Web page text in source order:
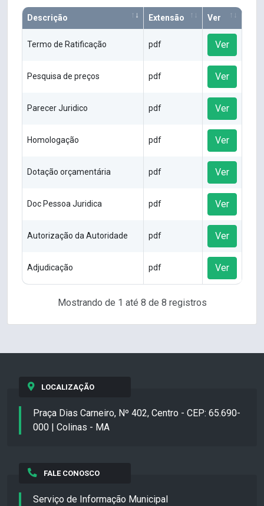
Descrição Extensão Ver
Termo de Ratificação pdf Ver
Pesquisa de preços pdf Ver
Parecer Juridico pdf Ver
Homologação pdf Ver
Dotação orçamentária pdf Ver
Doc Pessoa Juridica pdf Ver
Autorização da Autoridade pdf Ver
Adjudicação pdf Ver
Mostrando de 1 até 8 de 8 registros
LOCALIZAÇÃO
Praça Dias Carneiro, Nº 402, Centro - CEP: 65.690-
000 | Colinas - MA
FALE CONOSCO
Serviço de Informação Municipal